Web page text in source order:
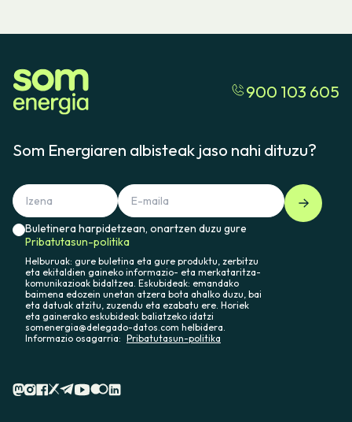
900 103 605
Som Energiaren albisteak jaso nahi dituzu?
Buletinera harpidetzean, onartzen duzu gure
Pribatutasun-politika
Helburuak: gure buletina eta gure produktu, zerbitzu
eta ekitaldien gaineko informazio- eta merkataritza-
komunikazioak bidaltzea. Eskubideak: emandako
baimena edozein unetan atzera bota ahalko duzu, bai
eta datuak atzitu, zuzendu eta ezabatu ere. Horiek
eta gainerako eskubideak baliatzeko idatzi
somenergia@delegado-datos.com helbidera.
Informazio osagarria: Pribatutasun-politika